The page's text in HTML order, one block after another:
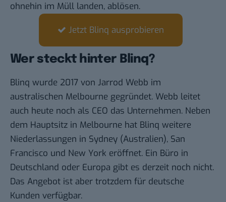
ohnehin im Müll landen, ablösen.
Jetzt Blinq ausprobieren
Wer steckt hinter Blinq?
Blinq wurde 2017 von Jarrod Webb im
australischen Melbourne gegründet. Webb leitet
auch heute noch als CEO das Unternehmen. Neben
dem Hauptsitz in Melbourne hat Blinq weitere
Niederlassungen in Sydney (Australien), San
Francisco und New York eröffnet. Ein Büro in
Deutschland oder Europa gibt es derzeit noch nicht.
Das Angebot ist aber trotzdem für deutsche
Kunden verfügbar.